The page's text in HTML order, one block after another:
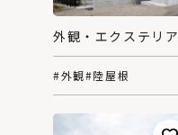
外観・エクステリア
#外観#陸屋根